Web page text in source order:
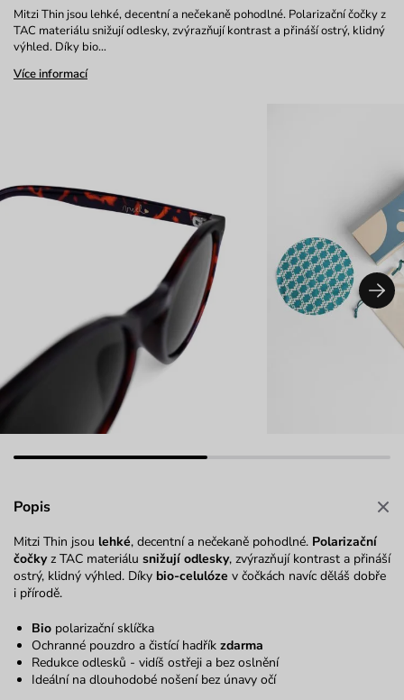
Mitzi Thin jsou lehké, decentní a nečekaně pohodlné. Polarizační čočky z
TAC materiálu snižují odlesky, zvýrazňují kontrast a přináší ostrý, klidný
výhled. Díky bio…
Více informací
Popis
Mitzi Thin jsou lehké, decentní a nečekaně pohodlné. Polarizační
čočkyz TAC materiálu snižují odlesky, zvýrazňují kontrast a přináší
ostrý, klidný výhled. Díky bio-celulóze v čočkách navíc děláš dobře
i přírodě.
Bio polarizační sklíčka
Ochranné pouzdro a čistící hadřík zdarma
Redukce odlesků - vidíš ostřeji a bez oslnění
Ideální na dlouhodobé nošení bez únavy očí